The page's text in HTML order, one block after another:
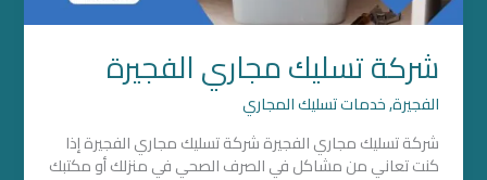
شركة تسليك مجاري الفجيرة
الفجيرة,خدمات تسليك المجاري
شركة تسليك مجاري الفجيرة شركة تسليك مجاري الفجيرة إذا
كنت تعاني من مشاكل في الصرف الصحي في منزلك أو مكتبك